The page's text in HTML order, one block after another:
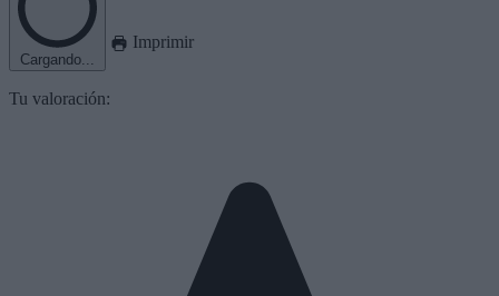
Cargando...
Imprimir
Tu valoración: